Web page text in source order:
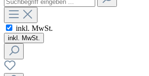
inkl. MwSt.
inkl. MwSt.